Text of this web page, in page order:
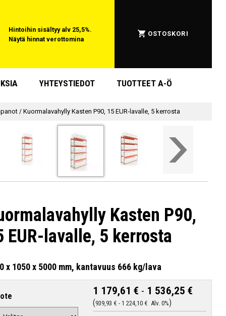
Hintoihin sisältyy alv 25,5%.
Näytä hinnat verottomina
OSTOSKORI
YHTEYSTIEDOT TUOTTEET A-Ö
/Kuormalavahylly Kasten P90, 15 EUR-lavalle, 5 kerrosta
Kasten P90,
EUR-lavalle, 5 kerrosta
x 1050 x 5000 mm, kantavuus 666 kg/lava
1 179,61 € - 1 536,25 €
939,93 € - 1 224,10 € Alv. 0%